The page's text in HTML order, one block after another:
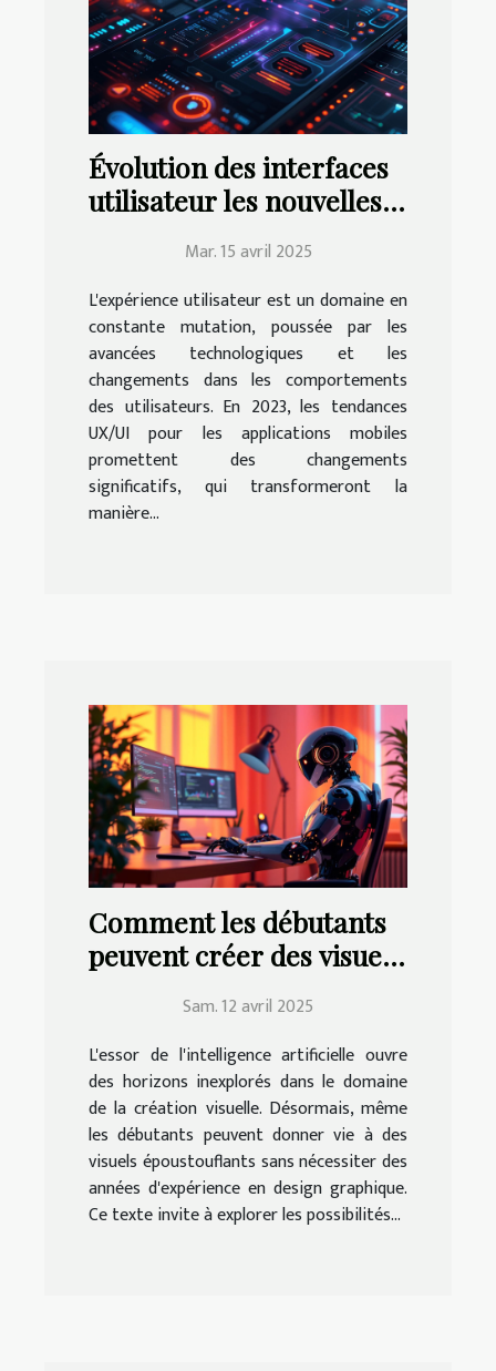
Évolution des interfaces
utilisateur les nouvelles
applications mobiles en
2023
Mar. 15 avril 2025
L'expérience utilisateur est un domaine en
constante mutation, poussée par les
avancées technologiques et les
changements dans les comportements
des utilisateurs. En 2023, les tendances
UX/UI pour les applications mobiles
promettent des changements
significatifs, qui transformeront la
manière...
Comment les débutants
peuvent créer des visuels
Sam. 12 avril 2025
L'essor de l'intelligence artificielle ouvre
des horizons inexplorés dans le domaine
de la création visuelle. Désormais, même
les débutants peuvent donner vie à des
visuels époustouflants sans nécessiter des
années d'expérience en design graphique.
Ce texte invite à explorer les possibilités...